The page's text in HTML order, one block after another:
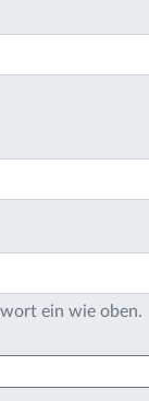
ein wie oben.